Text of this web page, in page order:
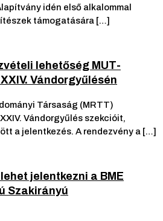
idén első alkalommal
támogatására […]
lehetőség MUT-
Vándorgyűlésén
Társaság (MRTT)
Vándorgyűlés szekcióit,
a jelentkezés. A rendezvény a […]
jelentkezni a BME
Szakirányú